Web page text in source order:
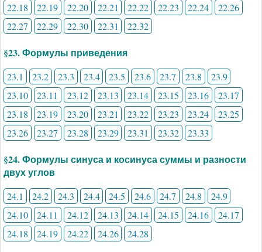
22.18
22.19 22.20 22.21 22.22 22.23 22.24
22.26
22.27
22.29 22.30 22.31 22.32
§23. Формулы приведения
23.1 23.2 23.3 23.4 23.5 23.6 23.7 23.8
23.9
23.10
23.11 23.12 23.13 23.14 23.15 23.16
23.17
23.18
23.19 23.20 23.21 23.22 23.23 23.24
23.25
23.26
23.27 23.28 23.29 23.31 23.32 23.33
§24. Формулы синуса и косинуса суммы и разности
двух углов
24.1 24.2 24.3 24.4 24.5 24.6 24.7 24.8
24.9
24.10
24.11 24.12 24.13 24.14 24.15 24.16
24.17
24.18
24.19 24.22 24.26 24.28